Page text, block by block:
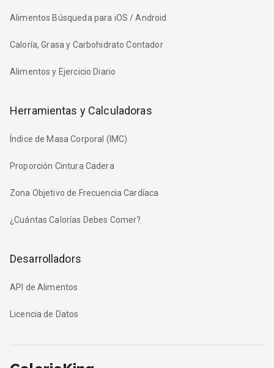
Alimentos Búsqueda para iOS / Android
Caloría, Grasa y Carbohidrato Contador
Alimentos y Ejercicio Diario
Herramientas y Calculadoras
Índice de Masa Corporal (IMC)
Proporción Cintura Cadera
Zona Objetivo de Frecuencia Cardíaca
¿Cuántas Calorías Debes Comer?
Desarrolladors
API de Alimentos
Licencia de Datos